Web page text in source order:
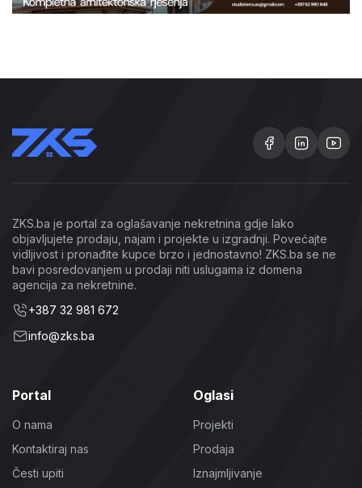
ZKS.ba je portal za oglašavanje nekretnina gdje lako
objavljujete prodaju, najam i projekte u izgradnji. Povećajte
vidljivost i pronađite kupce brzo i jednostavno! ZKS.ba se ne
bavi posredovanjem u prodaji niti uslugama iz domena
agencija za nekretnine.
+387 32 981 672
info@zks.ba
Portal
O nama
Kontaktiraj nas
Česti upiti
Oglasi
Projekti
Prodaja
Iznajmljivanje